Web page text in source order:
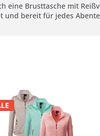
eine Brusttasche mit
und bereit für jedes